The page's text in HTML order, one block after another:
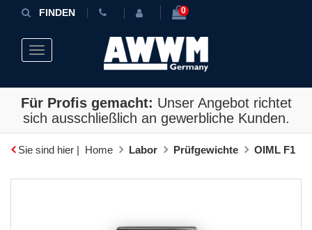
FINDEN 0
Toggle navigation
Für Profis gemacht: Unser Angebot richtet
sich ausschließlich an gewerbliche Kunden.
Sie sind hier | Home Labor Prüfgewichte OIML F1